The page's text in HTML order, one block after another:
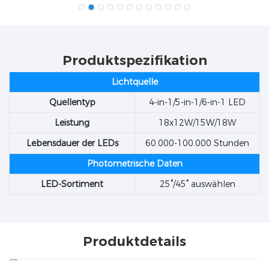
Produktspezifikation
Lichtquelle
Quellentyp
4-in-1/5-in-1/6-in-1 LED
Leistung
18x12W/15W/18W
Lebensdauer der LEDs
60.000-100.000 Stunden
Photometrische Daten
LED-Sortiment
25°/45° auswählen
Produktdetails